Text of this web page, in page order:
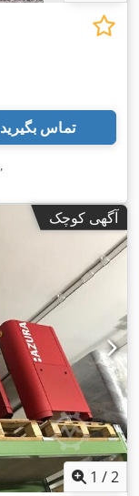
تماس بگیرید
,
آگهی کوچک
1 /2